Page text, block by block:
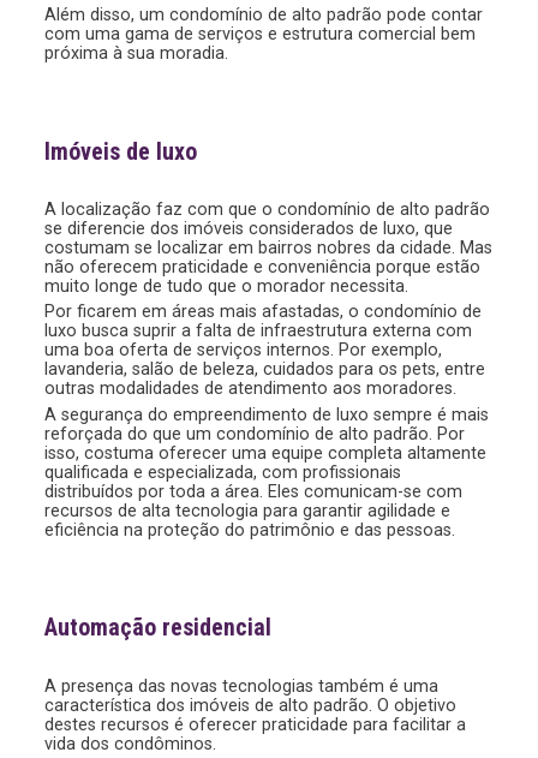
Além disso, um condomínio de alto padrão pode contar
com uma gama de serviços e estrutura comercial bem
próxima à sua moradia.
Imóveis de luxo
A localização faz com que o condomínio de alto padrão
se diferencie dos imóveis considerados de luxo, que
costumam se localizar em bairros nobres da cidade. Mas
não oferecem praticidade e conveniência porque estão
muito longe de tudo que o morador necessita.
Por ficarem em áreas mais afastadas, o condomínio de
luxo busca suprir a falta de infraestrutura externa com
uma boa oferta de serviços internos. Por exemplo,
lavanderia, salão de beleza, cuidados para os pets, entre
outras modalidades de atendimento aos moradores.
A segurança do empreendimento de luxo sempre é mais
reforçada do que um condomínio de alto padrão. Por
isso, costuma oferecer uma equipe completa altamente
qualificada e especializada, com profissionais
distribuídos por toda a área. Eles comunicam-se com
recursos de alta tecnologia para garantir agilidade e
eficiência na proteção do patrimônio e das pessoas.
Automação residencial
A presença das novas tecnologias também é uma
característica dos imóveis de alto padrão. O objetivo
destes recursos é oferecer praticidade para facilitar a
vida dos condôminos.